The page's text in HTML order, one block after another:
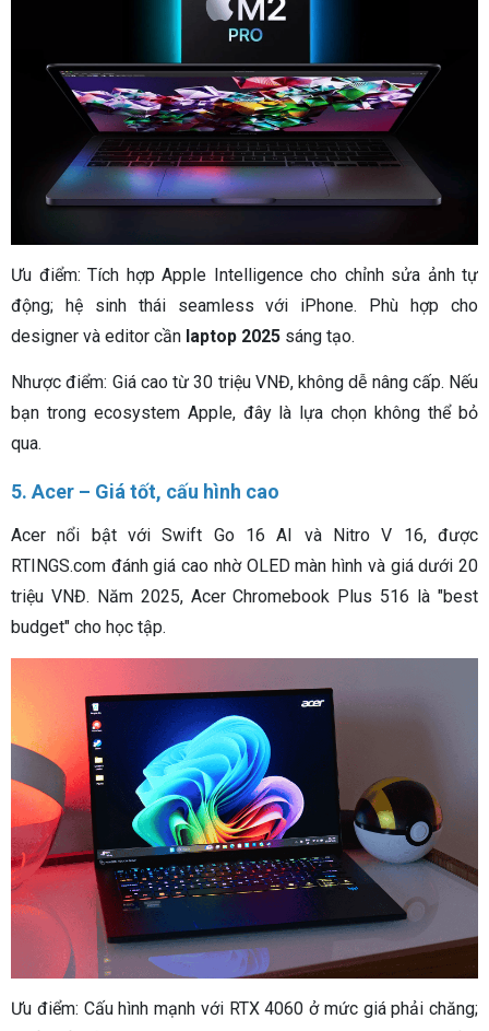
Ưu điểm: Tích hợp Apple Intelligence cho chỉnh sửa ảnh tự
động; hệ sinh thái seamless với iPhone. Phù hợp cho
designer và editor cần laptop 2025 sáng tạo.
Nhược điểm: Giá cao từ 30 triệu VNĐ, không dễ nâng cấp. Nếu
bạn trong ecosystem Apple, đây là lựa chọn không thể bỏ
qua.
5. Acer – Giá tốt, cấu hình cao
Acer nổi bật với Swift Go 16 AI và Nitro V 16, được
RTINGS.com đánh giá cao nhờ OLED màn hình và giá dưới 20
triệu VNĐ. Năm 2025, Acer Chromebook Plus 516 là "best
budget" cho học tập.
Ưu điểm: Cấu hình mạnh với RTX 4060 ở mức giá phải chăng;